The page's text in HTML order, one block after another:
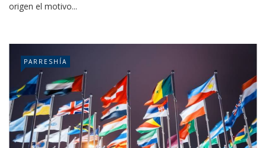
origen el motivo...
PARRESHÍA